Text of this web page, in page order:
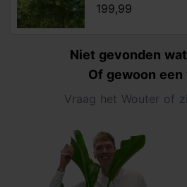
199,99
Niet gevonden
Of gewoon een
Vraag het Wouter of